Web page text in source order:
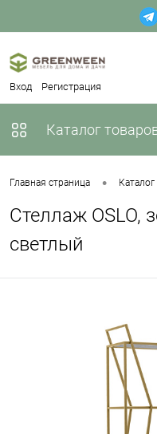
Вход Регистрация
Каталог
Главная страница •
Стеллаж OSLO,
светлый